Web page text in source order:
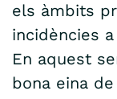
els àmbits
incidències
En aquest
bona eina